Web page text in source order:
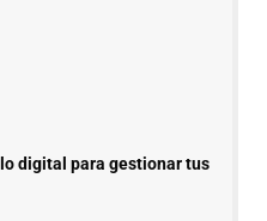
digital para gestionar tus